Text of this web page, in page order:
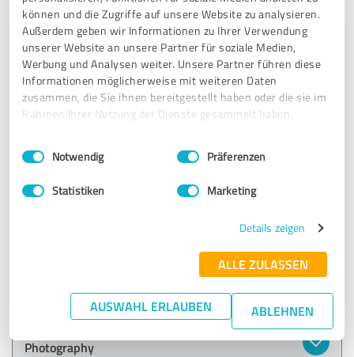
können und die Zugriffe auf unsere Website zu analysieren.
Außerdem geben wir Informationen zu Ihrer Verwendung
unserer Website an unsere Partner für soziale Medien,
Werbung und Analysen weiter. Unsere Partner führen diese
Informationen möglicherweise mit weiteren Daten
zusammen, die Sie ihnen bereitgestellt haben oder die sie im
Rahmen Ihrer Nutzung der Dienste gesammelt haben.
Impressum Datenschutzbestimmungen
Einwilligungsauswahl
Notwendig Präferenzen
Statistiken Marketing
Details zeigen
ALLE ZULASSEN
AUSWAHL ERLAUBEN ABLEHNEN
5,00 von 5
SEHR GUT Empfehlung
Michael ist ein sehr sympathischer Fotograf der sich auf
einen einstellt und ALLES sofort umsetzt. Er hat immer ein
aufgeschlossen.Wir sind sehr glücklich über unsere Bilder.
jeden Tag unsere Bilder anschauen. Die Bilder wirken nicht
eigenen Touch. Sehr gut ist auch das alle Gäste die Bilder
selber runterladen können, wo ich anfangs noch dachte so
etwas brauchen wir nicht. Lieber Michael sei weiter so
kreativ, du machst absolut tolle Fotos.
Photography